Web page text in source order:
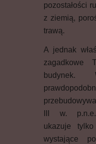
pozostałości
z ziemią,
trawą.
A jednak
zagadkowe
budynek.
III w. p.n.e.
ukazuje
wystające